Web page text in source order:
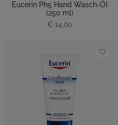
Eucerin Ph5 Hand Wasch-Öl
(250 ml)
€ 14,60